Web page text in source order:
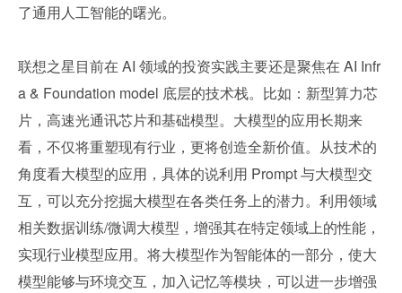
了通用人工智能的曙光。
联想之星目前在 AI 领域的投资实践主要还是聚焦在 AI Infr
a & Foundation model 底层的技术栈。比如：新型算力芯
片，高速光通讯芯片和基础模型。大模型的应用长期来
看，不仅将重塑现有行业，更将创造全新价值。从技术的
角度看大模型的应用，具体的说利用 Prompt 与大模型交
互，可以充分挖掘大模型在各类任务上的潜力。利用领域
相关数据训练/微调大模型，增强其在特定领域上的性能，
实现行业模型应用。将大模型作为智能体的一部分，使大
模型能够与环境交互，加入记忆等模块，可以进一步增强